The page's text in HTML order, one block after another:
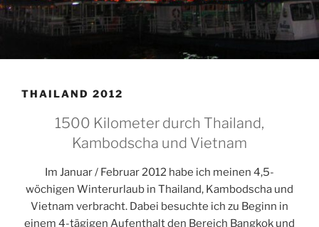
THAILAND 2012
1500 Kilometer durch Thailand,
Kambodscha und Vietnam
Im Januar / Februar 2012 habe ich meinen 4,5-
wöchigen Winterurlaub in Thailand, Kambodscha und
Vietnam verbracht. Dabei besuchte ich zu Beginn in
einem 4-tägigen Aufenthalt den Bereich Bangkok und